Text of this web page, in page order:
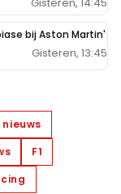
bij Aston Martin'
Gisteren, 13:45
nieuws
F1